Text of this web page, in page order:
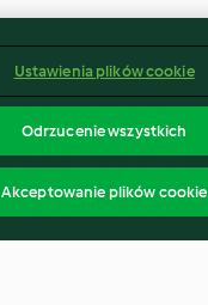
Ustawienia plików cookie
Odrzucenie wszystkich
Akceptowanie plików cookie